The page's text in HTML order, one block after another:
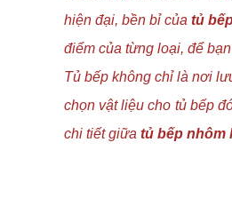
hiện đại, bền bỉ củatủ
điểm của từng loại, để
Tủ bếp không chỉ là nơi
chọn vật liệu cho tủ bếp
chi tiết giữa tủ bếp nhôm